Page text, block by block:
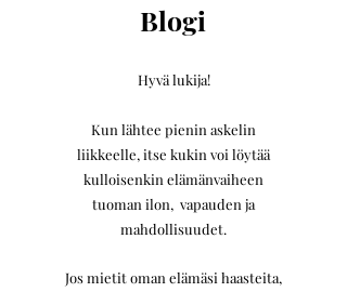
Blogi
Hyvä lukija!
Kun lähtee pienin askelin
liikkeelle,itse kukin voi löytää
kulloisenkin elämänvaiheen
tuoman ilon, vapauden ja
mahdollisuudet.
Jos mietit oman elämäsi haasteita,